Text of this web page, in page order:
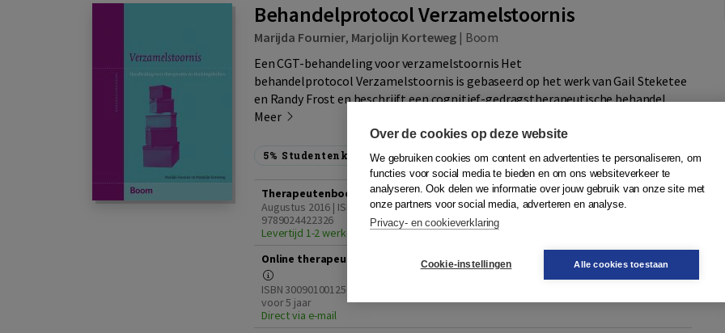
Behandelprotocol Verzamelstoornis
Marijda Fournier, Marjolijn Korteweg | Boom
Een CGT-behandeling voor verzamelstoornis Het
behandelprotocol Verzamelstoornis is gebaseerd op het werk van Gail Steketee
en Randy Frost en beschrijft een cognitief-gedragstherapeutische behandel...
Meer
5% Studentenkorting
Therapeutenboek
Augustus 2016 | ISBN
9789024422326
Levertijd 1-2 werkdagen
35,50 Quantity
− + In winkelwagen
Online therapeutenboek
ISBN 3009010012505 | Licentie
voor 5 jaar
Direct via e-mail
Over de cookies op deze website
We gebruiken cookies om content en advertenties te personaliseren, om
functies voor social media te bieden en om ons websiteverkeer te
analyseren. Ook delen we informatie over jouw gebruik van onze site met
onze partners voor social media, adverteren en analyse.
Privacy- en cookieverklaring
Cookie-instellingen Alle cookies toestaan